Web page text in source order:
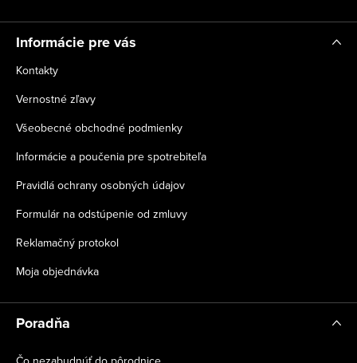
e
Informácie pre vás
Kontakty
Vernostné zľavy
Všeobecné obchodné podmienky
Informácie a poučenia pre spotrebiteľa
Pravidlá ochrany osobných údajov
Formulár na odstúpenie od zmluvy
Reklamačný protokol
Moja objednávka
Poradňa